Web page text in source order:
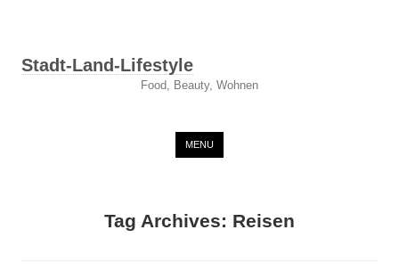
Stadt-Land-Lifestyle
Food, Beauty, Wohnen
MENU
Tag Archives: Reisen